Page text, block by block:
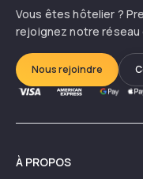
Vous êtes hôtelier ?
rejoignez notre réseau
Nous rejoindre
À PROPOS